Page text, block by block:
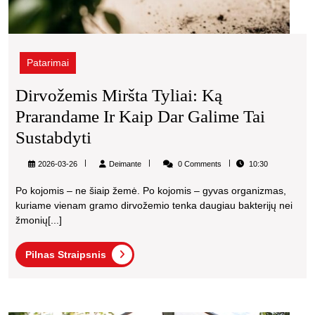
Patarimai
Dirvožemis Miršta Tyliai: Ką
Prarandame Ir Kaip Dar Galime Tai
Sustabdyti
Miršta
Ką
Ir
Kaip
2026-03-26 DeimanteDeimante 0 Comments 10:30
Po kojomis – ne šiaip žemė. Po kojomis – gyvas organizmas,
kuriame vienam gramo dirvožemio tenka daugiau bakterijų nei
žmonių[...]
Pilnas Straipsnis
Pilnas
Straipsnis